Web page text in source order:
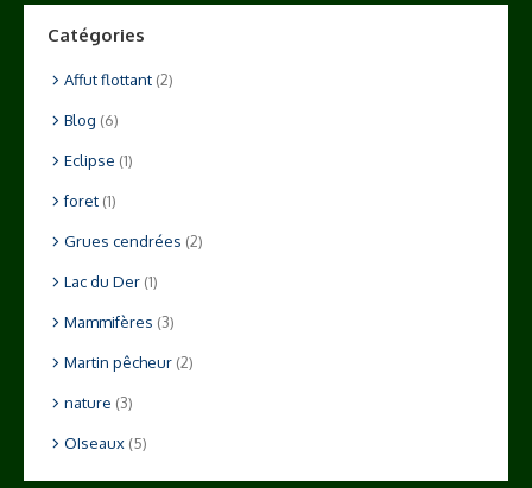
Catégories
Affut flottant (2)
Blog (6)
Eclipse (1)
foret (1)
Grues cendrées (2)
Lac du Der (1)
Mammifères (3)
Martin pêcheur (2)
nature (3)
OIseaux (5)